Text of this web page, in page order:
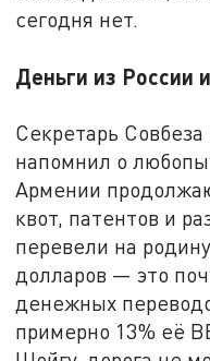
сегодня нет.
Деньги из России
Секретарь
напомнил о
Армении
квот, патентов и
перевели на
долларов — это
денежных
примерно 13% её